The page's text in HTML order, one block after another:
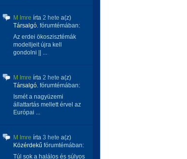
M Imre írta 2 hete a(z)
Társalgó. fórumtémában:
Az erdei ökoszisztémák
modelljeit újra kell
gondolni || ...
M Imre írta 2 hete a(z)
Társalgó. fórumtémában:
Ismét a nagyüzemi
állattartás mellett érvel az
Európai ...
M Imre írta 3 hete a(z)
Közérdekű fórumtémában:
Túl sok a halálos és súlyos